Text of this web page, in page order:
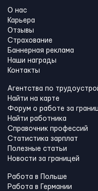
О нас
Карьера
Отзывы
Страхование
Баннерная реклама
Наши награды
Контакты
Агентства по
Найти на карте
Форум о работе за
Найти работника
Справочник профессий
Статистика зарплат
Полезные статьи
Новости за границей
Работа в Польше
Работа в Германии